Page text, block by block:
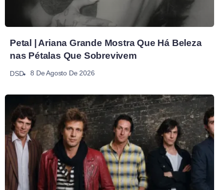
Petal | Ariana Grande Mostra Que Há Beleza
nas Pétalas Que Sobrevivem
DSD 8 De Agosto De 2026